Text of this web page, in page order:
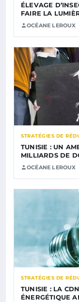
ÉLEVAGE
FAIRE LA
OCÉANE LEROUX
STRATÉGIES DE
TUNISIE : UN
MILLIARDS DE
OCÉANE LEROUX
STRATÉGIES DE
TUNISIE : LA
ÉNERGÉTIQUE